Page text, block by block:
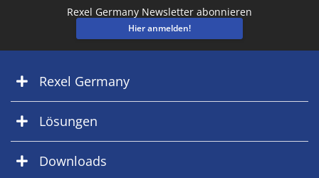
Rexel Germany Newsletter abonnieren
Hier anmelden!
Rexel Germany
Lösungen
Downloads